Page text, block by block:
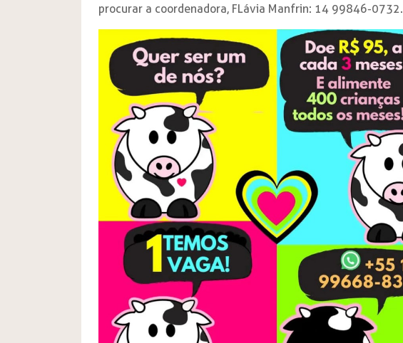
procurar a coordenadora, FLávia Manfrin: 14 99846-0732.